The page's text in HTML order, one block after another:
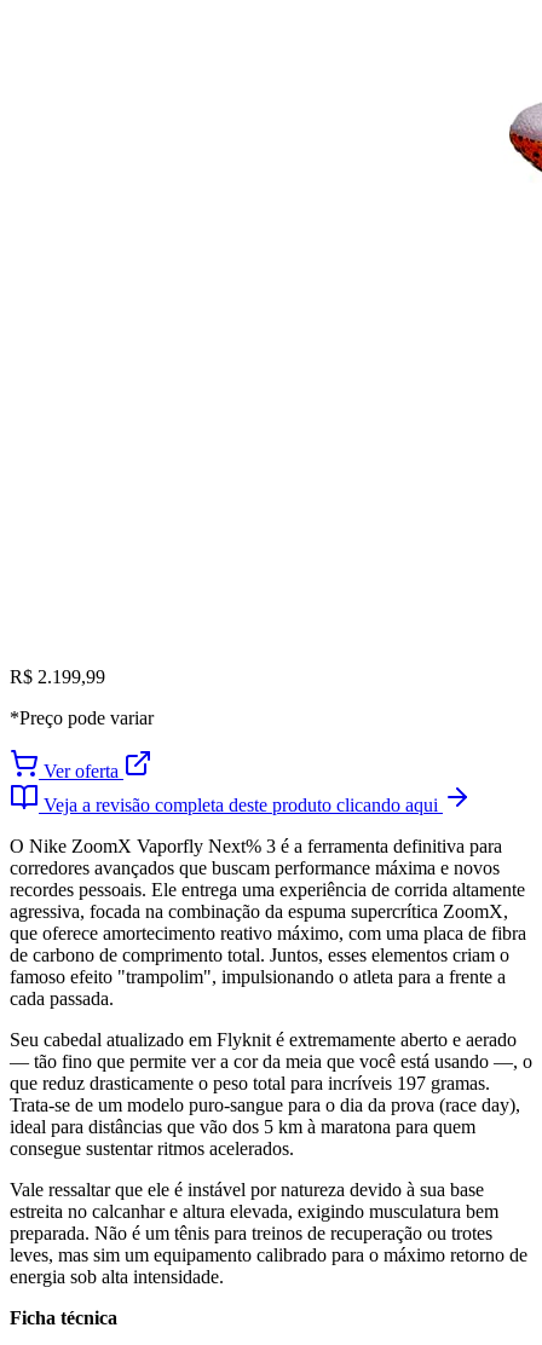
R$ 2.199,99
*Preço pode variar
Ver oferta
Veja a revisão completa deste produto clicando aqui
O Nike ZoomX Vaporfly Next% 3 é a ferramenta definitiva para
corredores avançados que buscam performance máxima e novos
recordes pessoais. Ele entrega uma experiência de corrida altamente
agressiva, focada na combinação da espuma supercrítica ZoomX,
que oferece amortecimento reativo máximo, com uma placa de fibra
de carbono de comprimento total. Juntos, esses elementos criam o
famoso efeito "trampolim", impulsionando o atleta para a frente a
cada passada.
Seu cabedal atualizado em Flyknit é extremamente aberto e aerado
— tão fino que permite ver a cor da meia que você está usando —, o
que reduz drasticamente o peso total para incríveis 197 gramas.
Trata-se de um modelo puro-sangue para o dia da prova (race day),
ideal para distâncias que vão dos 5 km à maratona para quem
consegue sustentar ritmos acelerados.
Vale ressaltar que ele é instável por natureza devido à sua base
estreita no calcanhar e altura elevada, exigindo musculatura bem
preparada. Não é um tênis para treinos de recuperação ou trotes
leves, mas sim um equipamento calibrado para o máximo retorno de
energia sob alta intensidade.
Ficha técnica